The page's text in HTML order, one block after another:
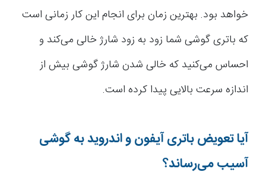
خواهد بود. بهترین زمان برای انجام این کار زمانی است
که باتری گوشی شما زود به زود شارژ خالی می‌کند و
احساس می‌کنید که خالی شدن شارژ گوشی بیش از
اندازه سرعت بالایی پیدا کرده است.
آیا تعویض باتری آیفون و اندروید به گوشی
آسیب می‌رساند؟